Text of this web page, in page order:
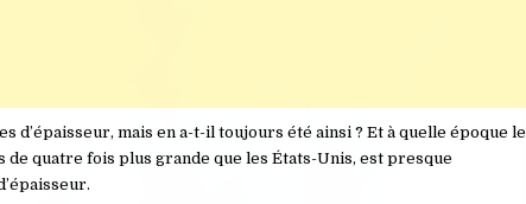
mais en a-t-il toujours été ainsi ? Et à quelle époque le
quatre fois plus grande que les États-Unis, est presque